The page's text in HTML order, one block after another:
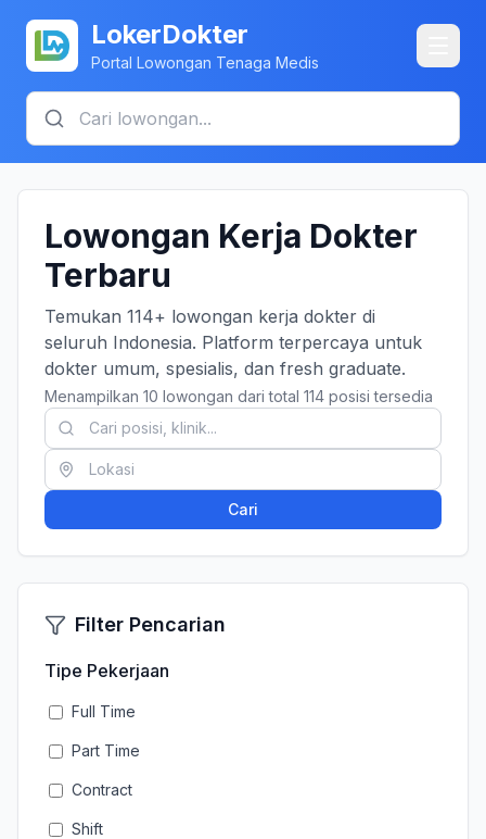
LokerDokter
Portal Lowongan Tenaga Medis
Lowongan Kerja Dokter
Terbaru
Temukan 114+ lowongan kerja dokter di
seluruh Indonesia. Platform terpercaya untuk
dokter umum, spesialis, dan fresh graduate.
Menampilkan 10 lowongan dari total 114 posisi tersedia
Cari
Filter Pencarian
Tipe Pekerjaan
Full Time
Part Time
Contract
Shift